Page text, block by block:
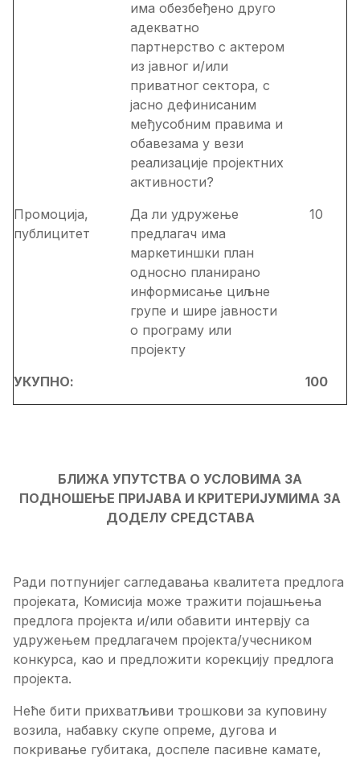
има обезбеђено друго
адекватно
партнерство с актером
из јавног и/или
приватног сектора, с
јасно дефинисаним
међусобним правима и
обавезама у вези
реализације пројектних
активности?
Промоција,
публицитет
Да ли удружење
предлагач има
маркетиншки план
односно планирано
информисање циљне
групе и шире јавности
о програму или
пројекту
10
УКУПНО: 100
БЛИЖА УПУТСТВА О УСЛОВИМА ЗА
ПОДНОШЕЊЕ ПРИЈАВА И КРИТЕРИЈУМИМА ЗА
ДОДЕЛУ СРЕДСТАВА
Ради потпунијег сагледавања квалитета предлога
пројеката, Комисија може тражити појашњења
предлога пројекта и/или обавити интервју са
удружењем предлагачем пројекта/учесником
конкурса, као и предложити корекцију предлога
пројекта.
Неће бити прихватљиви трошкови за куповину
возила, набавку скупе опреме, дугова и
покривање губитака, доспеле пасивне камате,